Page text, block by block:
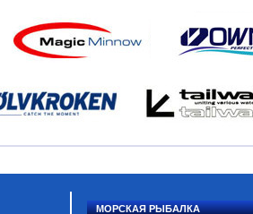
МОРСКАЯ РЫБАЛКА